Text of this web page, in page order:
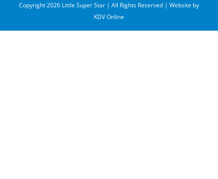
Copyright 2026 Little Super Star | All Rights Reserved | Website by
KDV Online